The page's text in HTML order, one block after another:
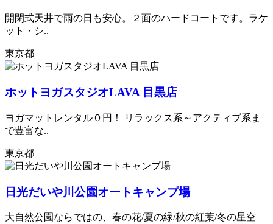
開閉式天井で雨の日も安心。２面のハードコートです。ラケ
ット・シ..
東京都
ホットヨガスタジオLAVA 目黒店
ヨガマットレンタル０円！ リラックス系～アクティブ系ま
で豊富な..
東京都
日光だいや川公園オートキャンプ場
大自然公園ならではの、春の花/夏の緑/秋の紅葉/冬の星空